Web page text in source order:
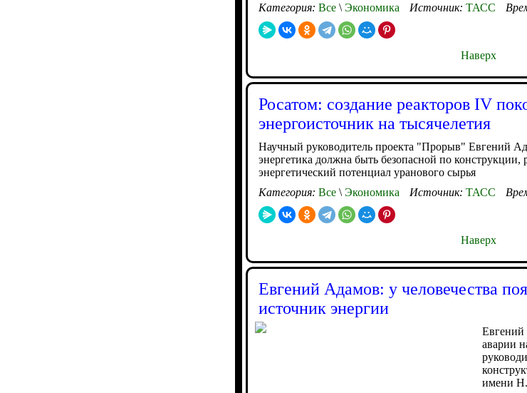
Категория: Все \ Экономика Источник: ТАСС
Наверх
Росатом: создание реакторов IV
энергоисточник на тысячелетия
Научный руководитель проекта "Прорыв" Евгений
энергетика должна быть безопасной по конструкции,
энергетический потенциал уранового сырья
Категория: Все \ Экономика Источник: ТАСС
Наверх
Евгений Адамов: у человечества
источник энергии
Евгений
аварии
имени